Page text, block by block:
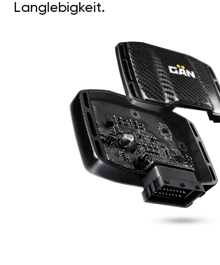
Langlebigkeit.